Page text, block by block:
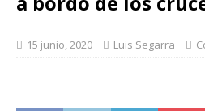
15 junio, 2020 Luis Segarra